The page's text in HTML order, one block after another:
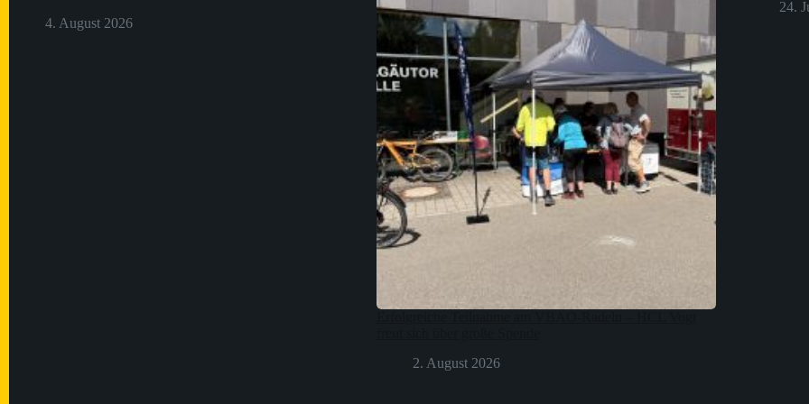
4. August 2026
2. August 2026
24.